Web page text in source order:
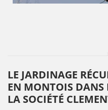
LE JARDINAGE
EN MONTOIS DANS
LA SOCIÉTÉ